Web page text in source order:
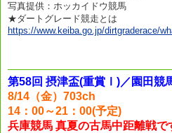
写真提供：ホッカイドウ競馬
★ダートグレード競走とは
https://www.keiba.go.jp/dirtgraderace/
第58回 摂津盃(重賞Ⅰ)／園田競
8/14（金）703ch
14：00～21：00(予定)
兵庫競馬 真夏の古馬中距離戦で